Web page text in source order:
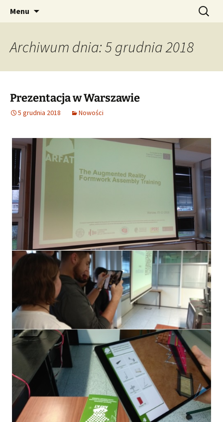
ARFAT
AUGMENTED REALITY FORMWORK ASSEMBLY
TRAINING
Menu Szukaj:
Archiwum dnia: 5 grudnia 2018
Prezentacja w Warszawie
5 grudnia 2018 Nowości